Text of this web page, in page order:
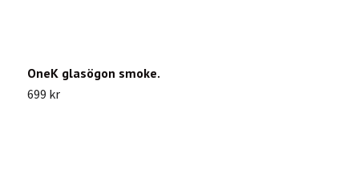
OneK glasögon smoke.
699 kr